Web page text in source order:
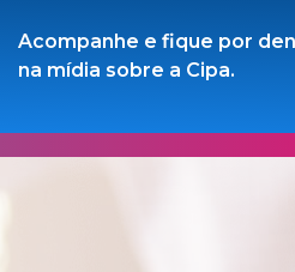
Acompanhe e fique por
na mídia sobre a Cipa.